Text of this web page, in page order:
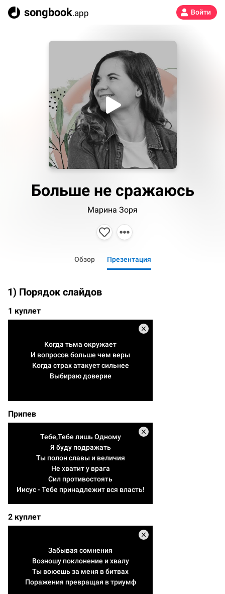
songbook.app Войти
Больше не сражаюсь
Марина Зоря
Обзор Презентация
1) Порядок слайдов
1 куплет
Когда тьма окружает
И вопросов больше чем веры
Когда страх атакует сильнее
Выбираю доверие
Припев
Тебе,Тебе лишь Одному
Я буду подражать
Ты полон славы и величия
Не хватит у врага
Сил противостоять
Иисус - Тебе принадлежит вся власть!
2 куплет
Забывая сомнения
Возношу поклонение и хвалу
Ты воюешь за меня в битвах
Поражения превращая в триумф